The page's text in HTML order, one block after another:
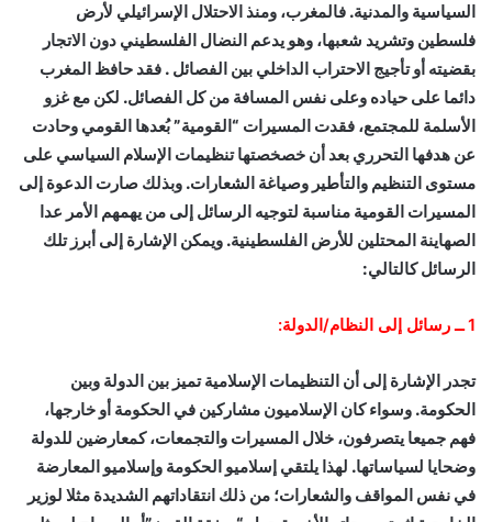
السياسية والمدنية. فالمغرب، ومنذ الاحتلال الإسرائيلي لأرض
فلسطين وتشريد شعبها، وهو يدعم النضال الفلسطيني دون الاتجار
بقضيته أو تأجيج الاحتراب الداخلي بين الفصائل . فقد حافظ المغرب
دائما على حياده وعلى نفس المسافة من كل الفصائل. لكن مع غزو
الأسلمة للمجتمع، فقدت المسيرات “القومية” بُعدها القومي وحادت
عن هدفها التحرري بعد أن خصخصتها تنظيمات الإسلام السياسي على
مستوى التنظيم والتأطير وصياغة الشعارات. وبذلك صارت الدعوة إلى
المسيرات القومية مناسبة لتوجيه الرسائل إلى من يهمهم الأمر عدا
الصهاينة المحتلين للأرض الفلسطينية. ويمكن الإشارة إلى أبرز تلك
الرسائل كالتالي:
1 ــ رسائل إلى النظام/الدولة:
تجدر الإشارة إلى أن التنظيمات الإسلامية تميز بين الدولة وبين
الحكومة. وسواء كان الإسلاميون مشاركين في الحكومة أو خارجها،
فهم جميعا يتصرفون، خلال المسيرات والتجمعات، كمعارضين للدولة
وضحايا لسياساتها. لهذا يلتقي إسلاميو الحكومة وإسلاميو المعارضة
في نفس المواقف والشعارات؛ من ذلك انتقاداتهم الشديدة مثلا لوزير